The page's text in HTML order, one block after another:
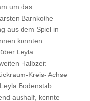
um das
Barnkothe
aus dem Spiel in
konnten
Leyla
Halbzeit
Kreis- Achse
Bodenstab.
aushalf, konnte